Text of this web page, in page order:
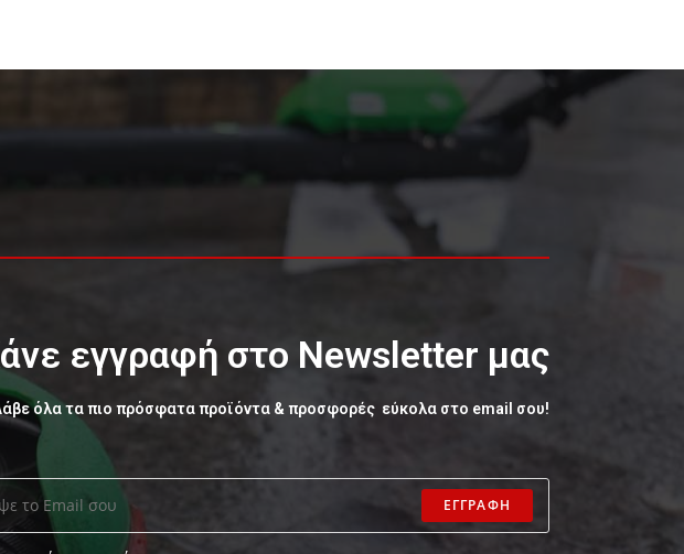
εγγραφή στο Newsletter μας
όλα τα πιο πρόσφατα προϊόντα & προσφορές εύκολα στο email σου!
ΕΓΓΡΑΦΗ